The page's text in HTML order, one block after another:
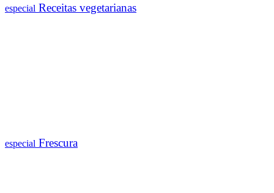
especial Receitas vegetarianas
especial Frescura